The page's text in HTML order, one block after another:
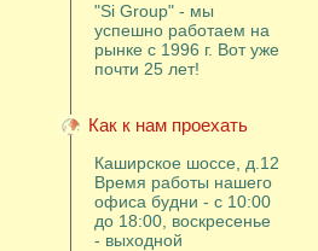
"Si Group" - мы
успешно работаем на
рынке с 1996 г. Вот уже
почти 25 лет!
Как к нам проехать
Каширское шоссе, д.12
Время работы нашего
офиса будни - с 10:00
до 18:00, воскресенье
- выходной